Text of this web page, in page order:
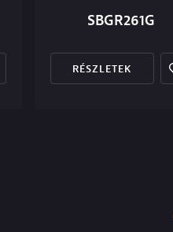
SBGR261G
RÉSZLETEK